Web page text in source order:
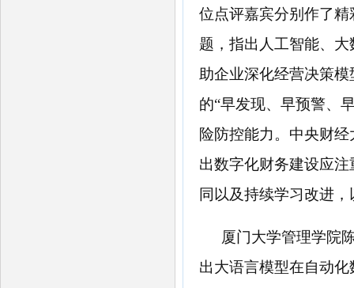
位点评嘉宾分别作了
题，指出人工智能、
助企业深化经营决策
的“早发现、早预警、
险防控能力。中央财
出数字化财务建设应
同以及持续学习改进
厦门大学管理学院
出大语言模型在自动